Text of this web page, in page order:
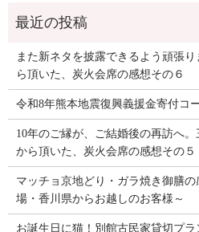
また新ネタを披露できるよう頑張
ら頂いた、炭火会席の感想その６
令和8年熊本地震復興義援金寄付コ
10年のご縁が、ご結婚後の再訪へ
から頂いた、炭火会席の感想その５
マッチョ京地どり・ガラ焼き御膳
場・香川県からお越しのお客様～
お誕生日に猫！別館古民家貸切プ